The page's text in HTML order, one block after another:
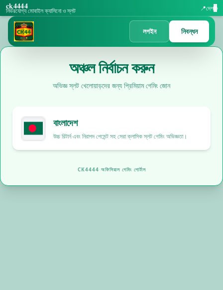
ck4444
নির্ভরযোগ্য মোবাইল ক্যাসিনো ও স্লট 📍দেশ
লগইন নিবন্ধন
অঞ্চল নির্বাচন করুন
অভিজ্ঞ স্লট খেলোয়াড়দের জন্য প্রিমিয়াম গেমিং জোন
বাংলাদেশ
উচ্চ রিটার্ন এবং নিরাপদ পেমেন্ট সহ সেরা ক্লাসিক স্লট গেমিং অভিজ্ঞতা।
CK4444 অফিসিয়াল গেমিং পোর্টাল